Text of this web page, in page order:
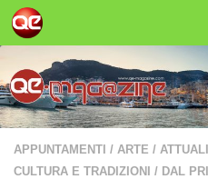
Salta al contenuto
APPUNTAMENTI / ARTE /
CULTURA E TRADIZIONI
/ DAL